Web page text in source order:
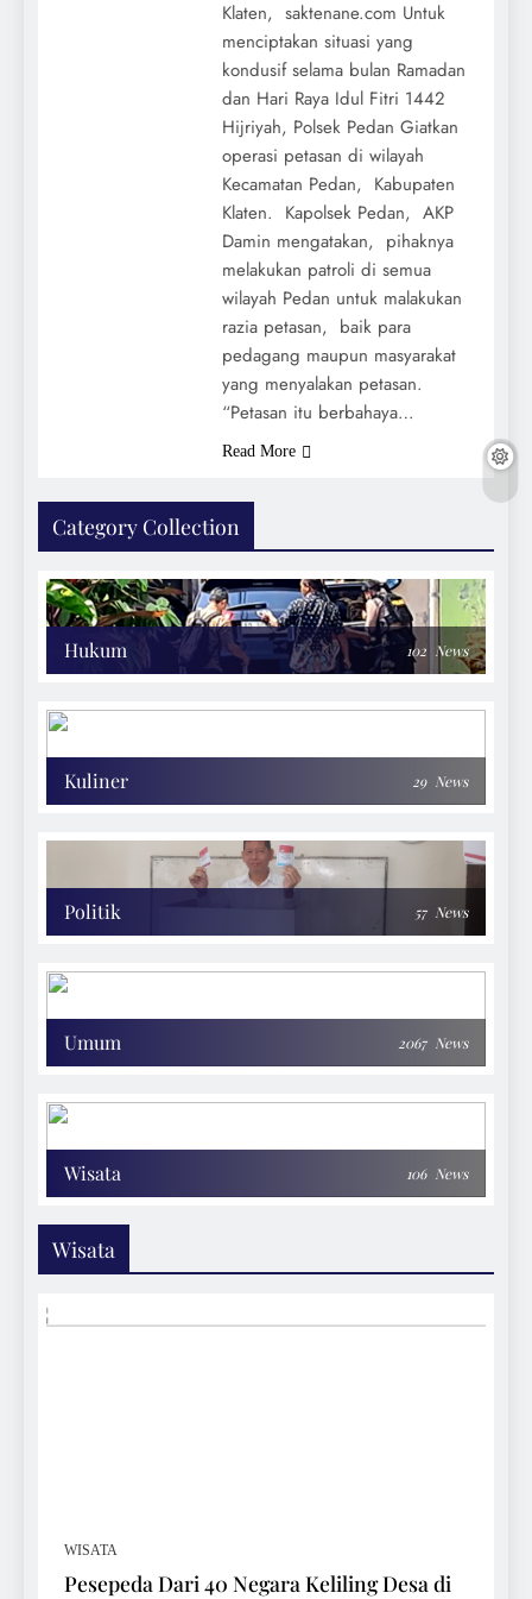
Klaten, saktenane.com Untuk
menciptakan situasi yang
kondusif selama bulan Ramadan
dan Hari Raya Idul Fitri 1442
Hijriyah, Polsek Pedan Giatkan
operasi petasan di wilayah
Kecamatan Pedan, Kabupaten
Klaten. Kapolsek Pedan, AKP
Damin mengatakan, pihaknya
melakukan patroli di semua
wilayah Pedan untuk malakukan
razia petasan, baik para
pedagang maupun masyarakat
yang menyalakan petasan.
“Petasan itu berbahaya…
Read More
Category Collection
Hukum 102 News
Kuliner 29 News
Politik 57 News
Umum 2067 News
Wisata 106 News
Wisata
WISATA
Pesepeda Dari 40 Negara Keliling Desa di